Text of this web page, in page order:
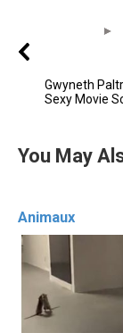
Gwyneth
Sexy Movie
You May
Animaux